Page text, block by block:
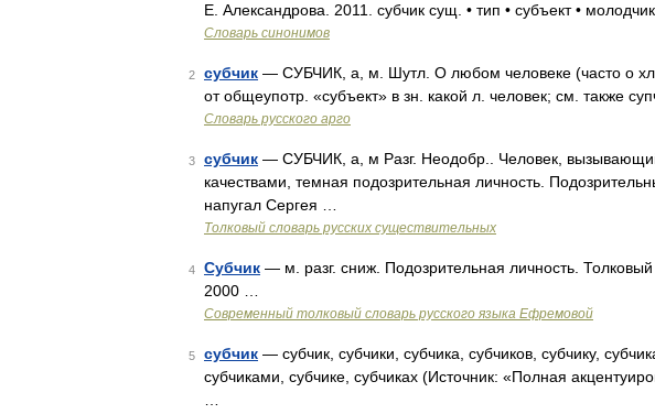
Е. Александрова. 2011. субчик сущ. • тип • субъект •
Словарь синонимов
2 субчик — СУБЧИК, а, м. Шутл. О любом человеке (часто о
от общеупотр. «субъект» в зн. какой л. человек; см. также
Словарь русского арго
3 субчик — СУБЧИК, а, м Разг. Неодобр.. Человек,
качествами, темная подозрительная личность.
напугал Сергея …
Толковый словарь русских существительных
4 Субчик — м. разг. сниж. Подозрительная личность.
2000 …
Современный толковый словарь русского языка Ефремовой
5 субчик — субчик, субчики, субчика, субчиков, субчику,
субчиками, субчике, субчиках (Источник: «Полная